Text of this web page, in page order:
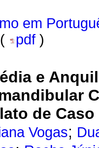
em
pdf )
e
de Caso
Vogas;